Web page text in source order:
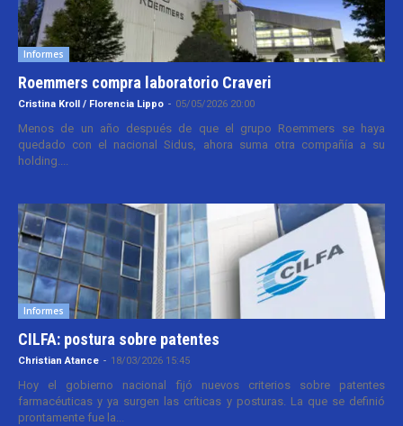
Informes
Roemmers compra laboratorio Craveri
Cristina Kroll / Florencia Lippo - 05/05/2026 20:00
Menos de un año después de que el grupo Roemmers se haya
quedado con el nacional Sidus, ahora suma otra compañía a su
holding....
Informes
CILFA: postura sobre patentes
Christian Atance - 18/03/2026 15:45
Hoy el gobierno nacional fijó nuevos criterios sobre patentes
farmacéuticas y ya surgen las críticas y posturas. La que se definió
prontamente fue la...